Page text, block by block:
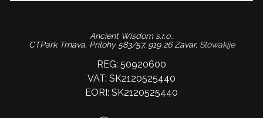
Ancient Wisdom s.r.o.,
CTPark Trnava, Prílohy 583/57, 919 26 Zavar, Slowakije
REG: 50920600
VAT: SK2120525440
EORI: SK2120525440